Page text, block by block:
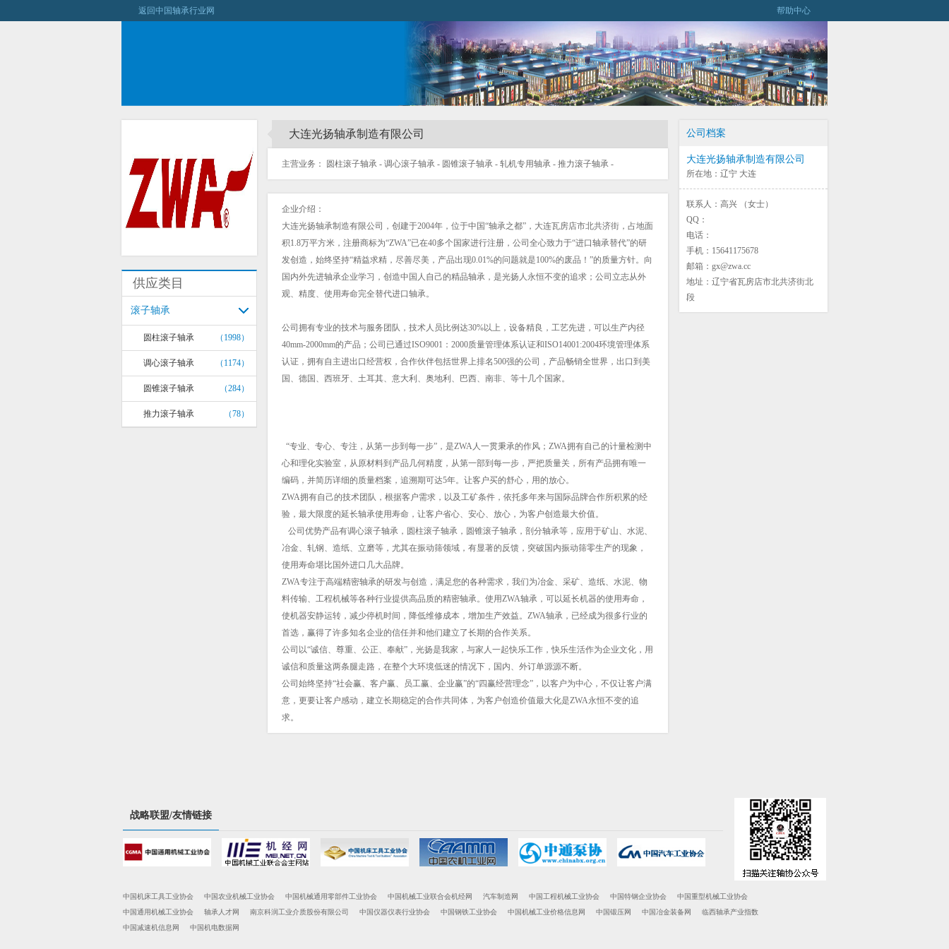
返回中国轴承行业网 帮助中心
供应类目
滚子轴承
圆柱滚子轴承 （1998）
调心滚子轴承 （1174）
圆锥滚子轴承 （284）
推力滚子轴承 （78）
大连光扬轴承制造有限公司
主营业务： 圆柱滚子轴承 - 调心滚子轴承 - 圆锥滚子轴承 - 轧机专用轴承 - 推力滚子轴承 -
企业介绍：
大连光扬轴承制造有限公司，创建于2004年，位于中国“轴承之都”，大连瓦房店市北共济街，占地面
积1.8万平方米，注册商标为“ZWA”已在40多个国家进行注册，公司全心致力于“进口轴承替代”的研
发创造，始终坚持“精益求精，尽善尽美，产品出现0.01%的问题就是100%的废品！”的质量方针。向
国内外先进轴承企业学习，创造中国人自己的精品轴承，是光扬人永恒不变的追求；公司立志从外
观、精度、使用寿命完全替代进口轴承。
公司拥有专业的技术与服务团队，技术人员比例达30%以上，设备精良，工艺先进，可以生产内径
40mm-2000mm的产品；公司已通过ISO9001：2000质量管理体系认证和ISO14001:2004环境管理体系
认证，拥有自主进出口经营权，合作伙伴包括世界上排名500强的公司，产品畅销全世界，出口到美
国、德国、西班牙、土耳其、意大利、奥地利、巴西、南非、等十几个国家。
“专业、专心、专注，从第一步到每一步”，是ZWA人一贯秉承的作风；ZWA拥有自己的计量检测中
心和理化实验室，从原材料到产品几何精度，从第一部到每一步，严把质量关，所有产品拥有唯一
编码，并简历详细的质量档案，追溯期可达5年。让客户买的舒心，用的放心。
ZWA拥有自己的技术团队，根据客户需求，以及工矿条件，依托多年来与国际品牌合作所积累的经
验，最大限度的延长轴承使用寿命，让客户省心、安心、放心，为客户创造最大价值。
公司优势产品有调心滚子轴承，圆柱滚子轴承，圆锥滚子轴承，剖分轴承等，应用于矿山、水泥、
冶金、轧钢、造纸、立磨等，尤其在振动筛领域，有显著的反馈，突破国内振动筛零生产的现象，
使用寿命堪比国外进口几大品牌。
ZWA专注于高端精密轴承的研发与创造，满足您的各种需求，我们为冶金、采矿、造纸、水泥、物
料传输、工程机械等各种行业提供高品质的精密轴承。使用ZWA轴承，可以延长机器的使用寿命，
使机器安静运转，减少停机时间，降低维修成本，增加生产效益。ZWA轴承，已经成为很多行业的
首选，赢得了许多知名企业的信任并和他们建立了长期的合作关系。
公司以“诚信、尊重、公正、奉献”，光扬是我家，与家人一起快乐工作，快乐生活作为企业文化，用
诚信和质量这两条腿走路，在整个大环境低迷的情况下，国内、外订单源源不断。
公司始终坚持“社会赢、客户赢、员工赢、企业赢”的“四赢经营理念”，以客户为中心，不仅让客户满
意，更要让客户感动，建立长期稳定的合作共同体，为客户创造价值最大化是ZWA永恒不变的追
求。
公司档案
大连光扬轴承制造有限公司
所在地：辽宁 大连
联系人：高兴 （女士）
QQ：
电话：
手机：15641175678
邮箱：gx@zwa.cc
地址：辽宁省瓦房店市北共济街北
段
战略联盟/友情链接
中国机床工具工业协会 中国农业机械工业协会 中国机械通用零部件工业协会 中国机械工业联合会机经网 汽车制造网 中国工程机械工业协会 中国特钢企业协会
中国重型机械工业协会
中国通用机械工业协会
轴承人才网 南京科润工业介质股份有限公司 中国仪器仪表行业协会 中国钢铁工业协会 中国机械工业价格信息网 中国锻压网 中国冶金装备网
临西轴承产业指数
中国减速机信息网
中国机电数据网